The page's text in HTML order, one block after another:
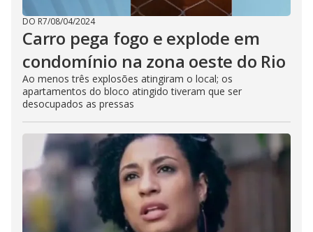
DO R7/08/04/2024
Carro pega fogo e explode em
condomínio na zona oeste do Rio
Ao menos três explosões atingiram o local; os
apartamentos do bloco atingido tiveram que ser
desocupados as pressas